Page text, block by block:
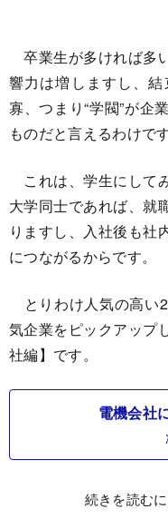
卒業生が多ければ多
響力は増しますし、
寡、つまり“学閥”が企
ものだと言えるわけです
これは、学生にして
大学同士であれば、就
りますし、入社後も社
につながるからです。
とりわけ人気の高い
気企業をピックアップ
社編】です。
電機会社
続きを読む